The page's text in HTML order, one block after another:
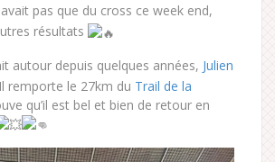
avait pas que du cross ce week end,
résultats
autour depuis quelques années, Julien
remporte le 27km du Trail de la
qu’il est bel et bien de retour en